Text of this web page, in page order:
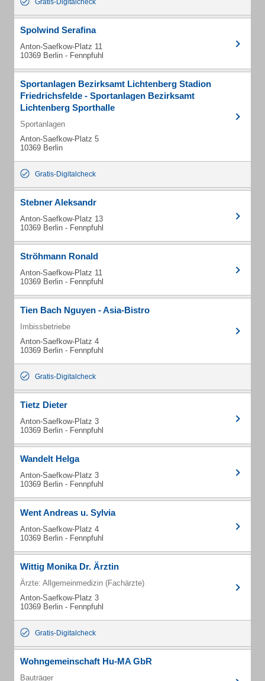
Gratis-Digitalcheck
Spolwind Serafina
Anton-Saefkow-Platz 11
10369 Berlin - Fennpfuhl
Sportanlagen Bezirksamt Lichtenberg Stadion
Friedrichsfelde - Sportanlagen Bezirksamt
Lichtenberg Sporthalle
Sportanlagen
Anton-Saefkow-Platz 5
10369 Berlin
Gratis-Digitalcheck
Stebner Aleksandr
Anton-Saefkow-Platz 13
10369 Berlin - Fennpfuhl
Ströhmann Ronald
Anton-Saefkow-Platz 11
10369 Berlin - Fennpfuhl
Tien Bach Nguyen - Asia-Bistro
Imbissbetriebe
Anton-Saefkow-Platz 4
10369 Berlin - Fennpfuhl
Gratis-Digitalcheck
Tietz Dieter
Anton-Saefkow-Platz 3
10369 Berlin - Fennpfuhl
Wandelt Helga
Anton-Saefkow-Platz 3
10369 Berlin - Fennpfuhl
Went Andreas u. Sylvia
Anton-Saefkow-Platz 4
10369 Berlin - Fennpfuhl
Wittig Monika Dr. Ärztin
Ärzte: Allgemeinmedizin (Fachärzte)
Anton-Saefkow-Platz 3
10369 Berlin - Fennpfuhl
Gratis-Digitalcheck
Wohngemeinschaft Hu-MA GbR
Bauträger